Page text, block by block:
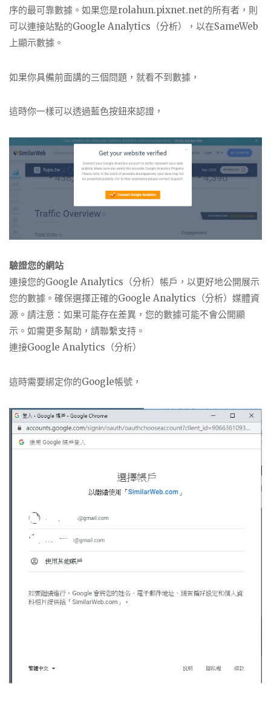
序的最可靠數據。如果您是rolahun.pixnet.net的所有者，則
可以連接站點的Google Analytics（分析），以在SameWeb
上顯示數據。
如果你具備前面講的三個問題，就看不到數據，
這時你一樣可以透過藍色按鈕來認證，
驗證您的網站
連接您的Google Analytics（分析）帳戶，以更好地公開展示
您的數據。確保選擇正確的Google Analytics（分析）媒體資
源。請注意：如果可能存在差異，您的數據可能不會公開顯
示。如需更多幫助，請聯繫支持。
連接Google Analytics（分析）
這時需要綁定你的Google帳號，